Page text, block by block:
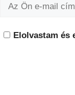
Elolvastam és